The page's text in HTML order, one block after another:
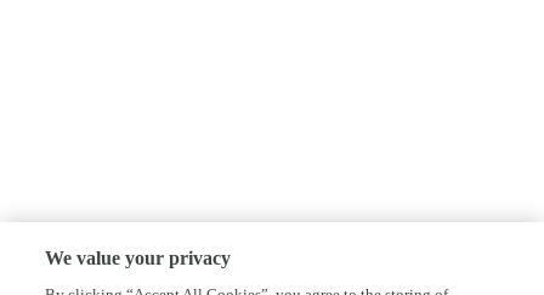
We value your privacy